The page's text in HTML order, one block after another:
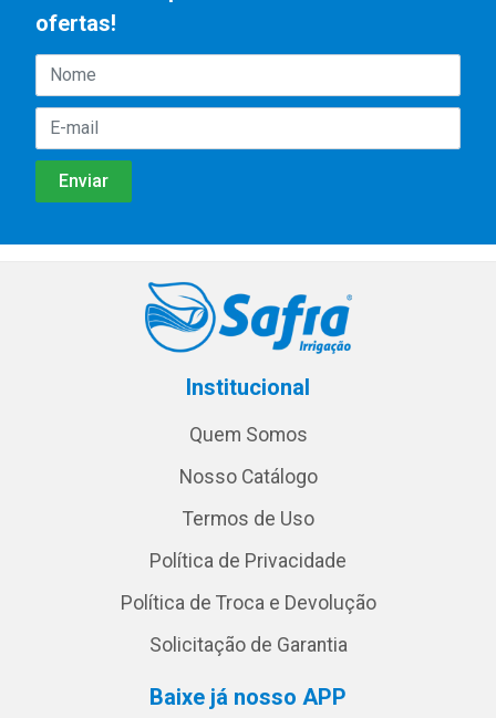
ofertas!
Institucional
Quem Somos
Nosso Catálogo
Termos de Uso
Política de Privacidade
Política de Troca e Devolução
Solicitação de Garantia
Baixe já nosso APP